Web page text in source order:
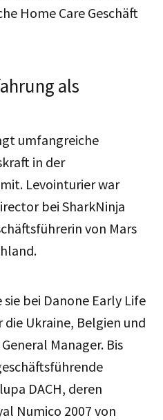
Home Care Geschäft
als
umfangreiche
in der
Levointurier war
bei SharkNinja
von Mars
bei Danone Early Life
Ukraine, Belgien und
Manager. Bis
DACH, deren
Numico 2007 von